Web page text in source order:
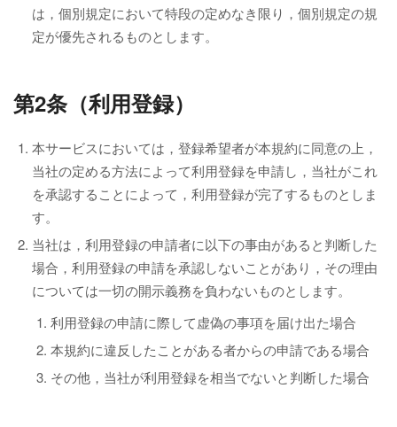
は，個別規定において特段の定めなき限り，個別規定の規
定が優先されるものとします。
第2条（利用登録）
本サービスにおいては，登録希望者が本規約に同意の上，
当社の定める方法によって利用登録を申請し，当社がこれ
を承認することによって，利用登録が完了するものとしま
す。
当社は，利用登録の申請者に以下の事由があると判断した
場合，利用登録の申請を承認しないことがあり，その理由
については一切の開示義務を負わないものとします。
利用登録の申請に際して虚偽の事項を届け出た場合
本規約に違反したことがある者からの申請である場合
その他，当社が利用登録を相当でないと判断した場合